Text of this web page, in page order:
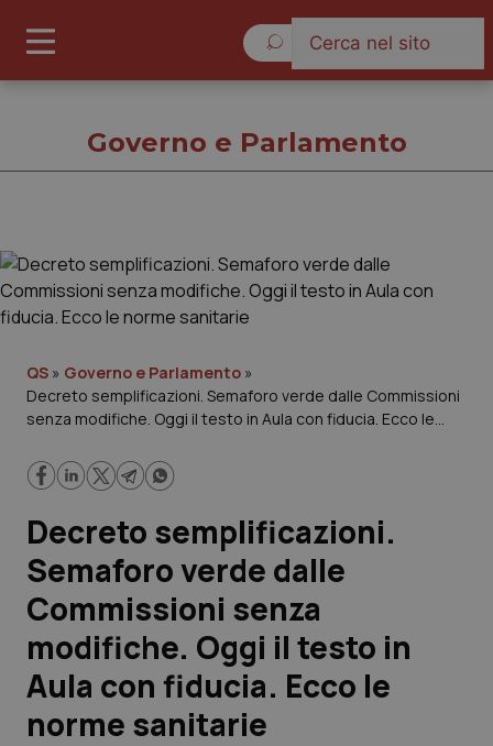
Cronache
Governo e Parlamento
Regioni e Asl
Lavoro e Professioni
Scienza e Farmaci
Studi e Analisi
Lettere al direttore
Edizioni Regionali
Governo e Parlamento
QS » Governo e Parlamento »
Decreto semplificazioni. Semaforo verde dalle Commissioni
senza modifiche. Oggi il testo in Aula con fiducia. Ecco le
Decreto semplificazioni.
Semaforo verde dalle
Commissioni senza
modifiche. Oggi il testo in
Aula con fiducia. Ecco le
norme sanitarie